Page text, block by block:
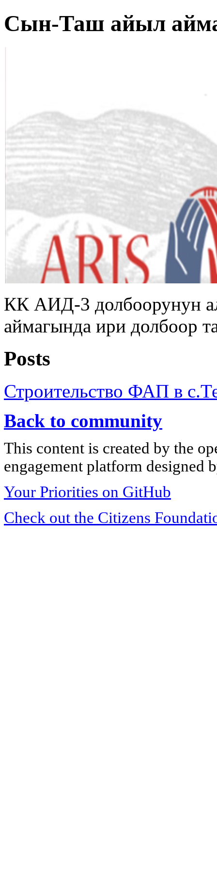
Сын-Таш айыл
КК АИД-3 долбоорунун
аймагында ири долбоор
Posts
Строительство ФАП в
Back to community
This content is created by the
engagement platform designed
Your Priorities on GitHub
Check out the Citizens